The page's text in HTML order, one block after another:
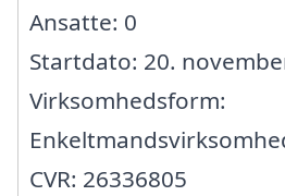
Ansatte: 0
Startdato: 20.
Virksomhedsform:
CVR: 26336805